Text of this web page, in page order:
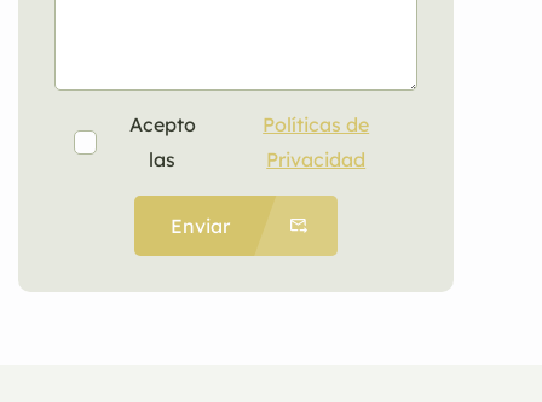
Acepto
las
Políticas de
Privacidad
Enviar